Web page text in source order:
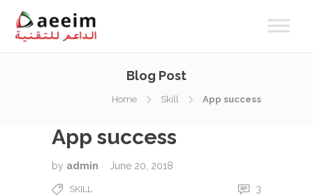
Blog Post
Home Skill App success
App success
by admin June 20, 2018
SKILL 3